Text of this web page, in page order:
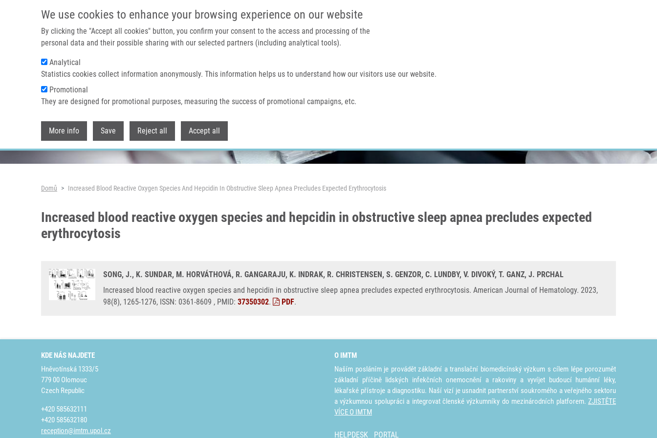
We use cookies to enhance your browsing experience on our website
By clicking the "Accept all cookies" button, you confirm your consent to the access and processing of the
personal data and their possible sharing with our selected partners (including analytical tools).
Analytical
Statistics cookies collect information anonymously. This information helps us to understand how our visitors use our website.
Promotional
They are designed for promotional purposes, measuring the success of promotional campaigns, etc.
More info Save Reject all Accept all
IMTM PORTÁL
Domů O nás
Header image
Drobečková navigace
Domů Increased Blood Reactive Oxygen Species And Hepcidin In Obstructive Sleep Apnea Precludes Expected Erythrocytosis
Increased blood reactive oxygen species and hepcidin in obstructive sleep apnea precludes expected
erythrocytosis
SONG, J., K. SUNDAR, M. HORVÁTHOVÁ, R. GANGARAJU, K. INDRAK, R. CHRISTENSEN, S. GENZOR, C. LUNDBY, V. DIVOKÝ, T. GANZ, J. PRCHAL
Increased blood reactive oxygen species and hepcidin in obstructive sleep apnea precludes expected erythrocytosis. American Journal of Hematology. 2023,
98(8), 1265-1276, ISSN: 0361-8609 , PMID: 37350302. PDF.
KDE NÁS NAJDETE
Hněvotínská 1333/5
779 00 Olomouc
Czech Republic
+420 585632111
+420 585632180
reception@imtm.upol.cz
O IMTM
Naším posláním je provádět základní a translační biomedicínský výzkum s cílem lépe porozumět
základní příčině lidských infekčních onemocnění a rakoviny a vyvíjet budoucí humánní léky,
lékařské přístroje a diagnostiku. Naší vizí je usnadnit partnerství soukromého a veřejného sektoru
a výzkumnou spolupráci a integrovat členské výzkumníky do mezinárodních platforem. ZJISTĚTE
VÍCE O IMTM
HELPDESK PORTAL